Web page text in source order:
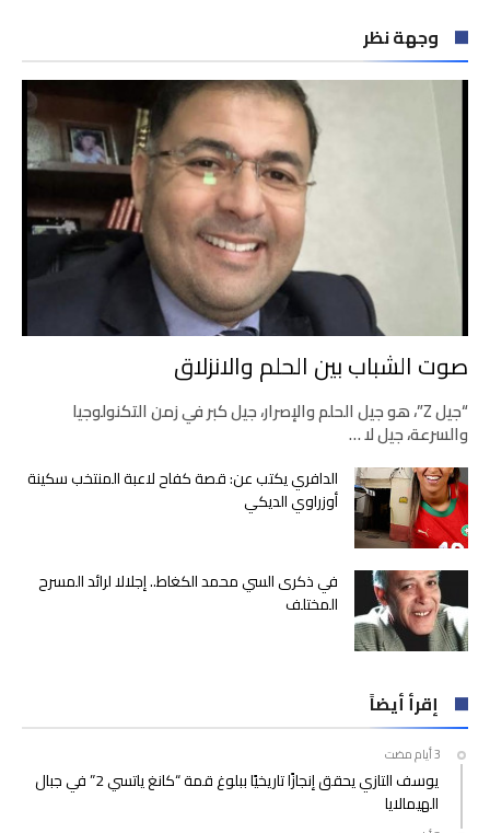
وجهة نظر
صوت الشباب بين الحلم والانزلاق
“جيل Z”، هو جيل الحلم والإصرار، جيل كبر في زمن التكنولوجيا
والسرعة، جيل لا …
الدافري يكتب عن: قصة كفاح لاعبة المنتخب سكينة
أوزراوي الديكي
في ذكرى السي محمد الكغاط.. إجلالا لرائد المسرح
المختلف
إقرأ أيضاً
يوسف التازي يحقق إنجازًا تاريخيًا ببلوغ قمة “كانغ ياتسي 2” في جبال
الهيمالايا